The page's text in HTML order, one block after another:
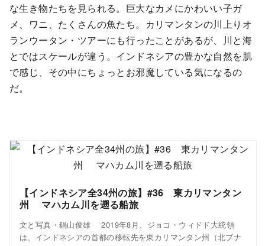
な生き物たちを見られる。巨大なカメにかわいい子ガ
メ、ワニ、たくさんの魚たち。カリマンタンの川上りオ
ランウータン・ツアーにも行ったことがあるが、川と海
とではスケールが違う。インドネシアの豊かな自然を肌
で感じ、その中にちょっとお邪魔している気になるの
だ。
【インドネシア全34州の旅】#36 東カリマンタン
州 マハカム川を遡る船旅
文と写真・鍋山俊雄 2019年8月、ジョコ・ウィドド大統領
は、インドネシアの首都の移転先を東カリマンタン州（北ブナ